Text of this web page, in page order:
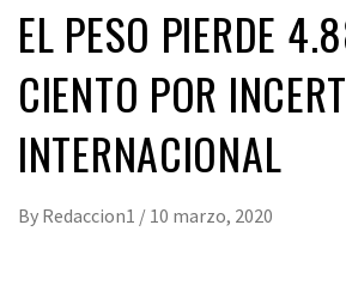
EL PESO PIERDE
CIENTO POR
INTERNACIONAL
By Redaccion1 / 10 marzo, 2020